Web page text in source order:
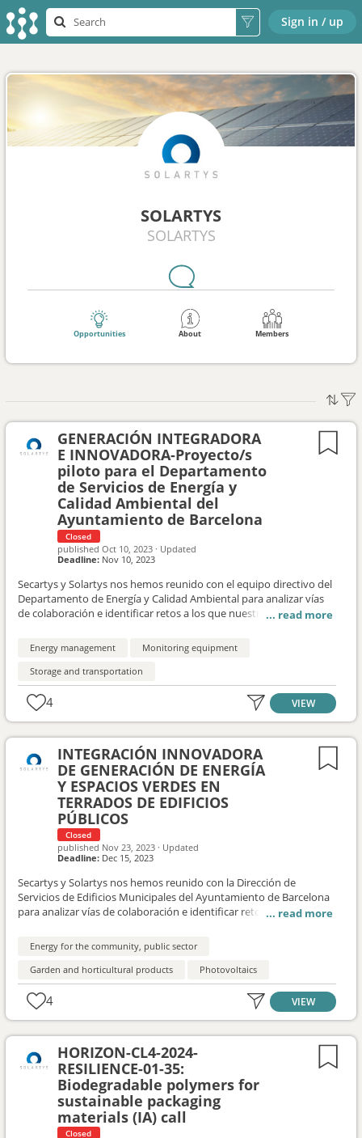
Sign in / up
SOLARTYS
SOLARTYS
Opportunities About Members
GENERACIÓN INTEGRADORA
E INNOVADORA-Proyecto/s
piloto para el Departamento
de Servicios de Energía y
Calidad Ambiental del
Ayuntamiento de Barcelona
Closed
published Oct 10, 2023 · Updated
Deadline: Nov 10, 2023
Secartys y Solartys nos hemos reunido con el equipo directivo del
Departamento de Energía y Calidad Ambiental para analizar vías
de colaboración e identificar retos a los que nuestras empresas
que se encuentran actualmente son: -Rehabilitación edificios
tanto del sector terciario como residencial. -Necesidad de
incrementar la generación energética renovables a partir del
espacio público, integrándolo con el entorno. Como conclusión de
la reunión, en unas semanas presentaremos al Ayuntamiento
algunas propuestas de proyectos colaborativos que den
Energía y Calidad Ambiental valore su interés en participar y sacar
adelante los proyectos. En este contexto, buscamos empresas
socias que tengan interés en trabajar de forma colaborativa en
estos ámbitos para trabajar conjuntamente algunas propuestas
de proyecto para presentar.
Energy management
Monitoring equipment
Storage and transportation
4 VIEW
INTEGRACIÓN INNOVADORA
DE GENERACIÓN DE ENERGÍA
Y ESPACIOS VERDES EN
TERRADOS DE EDIFICIOS
PÚBLICOS
Closed
published Nov 23, 2023 · Updated
Deadline: Dec 15, 2023
Secartys y Solartys nos hemos reunido con la Dirección de
Servicios de Edificios Municipales del Ayuntamiento de Barcelona
para analizar vías de colaboración e identificar retos a los que
contexto, buscamos empresas socias que tengan interés en
trabajar de forma colaborativa para proponer al ayuntamiento
soluciones innovadoras al reto que nos plantean.
Energy for the community, public sector
Garden and horticultural products
Photovoltaics
4 VIEW
HORIZON-CL4-2024-
RESILIENCE-01-35:
Biodegradable polymers for
sustainable packaging
materials (IA) call
Closed